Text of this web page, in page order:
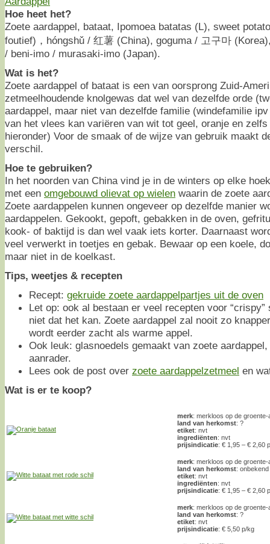
Hoe heet het?
Zoete aardappel, bataat, Ipomoea batatas (L), sweet
foutief)，hóngshǔ / 红薯 (China), goguma / 고구마
/ beni-imo / murasaki-imo (Japan).
Wat is het?
Zoete aardappel of bataat is een van oorsprong Zuid-
zetmeelhoudende knolgewas dat wel van dezelfde orde
aardappel, maar niet van dezelfde familie (windefamilie
van het vlees kan variëren van wit tot geel, oranje en zelfs
hieronder) Voor de smaak of de wijze van gebruik maakt
verschil.
Hoe te gebruiken?
In het noorden van China vind je in de winters op elke
met een omgebouwd olievat op wielen waarin de zoete
Zoete aardappelen kunnen ongeveer op dezelfde manier
aardappelen. Gekookt, gepoft, gebakken in de oven,
kook- of baktijd is dan wel vaak iets korter. Daarnaast
veel verwerkt in toetjes en gebak. Bewaar op een koele,
maar niet in de koelkast.
Tips, weetjes & recepten
Recept: gekruide zoete aardappelpartjes uit de oven
Let op: ook al bestaan er veel recepten voor
niet dat het kan. Zoete aardappel zal nooit zo
wordt eerder zacht als warme appel.
Ook leuk: glasnoedels gemaakt van zoete aardappel,
aanrader.
Lees ook de post over zoete aardappelzetmeel en
Wat is er te koop?
merk: merkloos op de groente-
land van herkomst: ?
etiket: nvt
ingrediënten: nvt
prijsindicatie: € 1,95 – € 2,60
merk: merkloos op de groente-
land van herkomst: onbekend
etiket: nvt
ingrediënten: nvt
prijsindicatie: € 1,95 – € 2,60
merk: merkloos op de groente-
land van herkomst: ?
etiket: nvt
prijsindicatie: € 5,50 p/kg